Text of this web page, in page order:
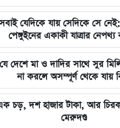
আমিন
ইতিহাসের মালিকানা কারও
আগস্টের বিজয় সাধারণ মানুষের:
রহমান লিটল
দেবিদ্বার ম্যানেজিং কমিটির
নির্বাচিত মিজানুর রহমান
যেদিকে যায় সেদিকে সে
পেঙ্গুইনের একাকী যাত্রার নেপথ্য
যে দেশে মা ও দাদির সাথে সুর
না করলে অসম্পূর্ণ থেকে যায়
চড়, দশ হাজার টাকা, আর
মেরুদণ্ড